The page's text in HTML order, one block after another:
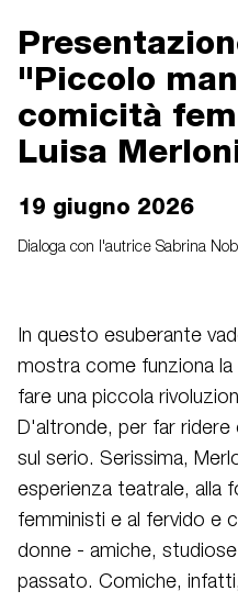
"Piccolo
comicità
Luisa
19 giugno 2026
Dialoga con l'autrice Sabrina
In questo esuberante
mostra come funziona
fare una piccola
D'altronde, per far
sul serio. Serissima,
esperienza teatrale, alla
femministi e al fervido e
donne - amiche,
passato. Comiche,